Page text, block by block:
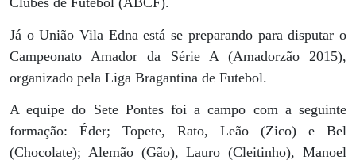
Já o União Vila Edna está se preparando para disputar o
Campeonato Amador da Série A (Amadorzão 2015),
organizado pela Liga Bragantina de Futebol.
A equipe do Sete Pontes foi a campo com a seguinte
formação: Éder; Topete, Rato, Leão (Zico) e Bel
(Chocolate); Alemão (Gão), Lauro (Cleitinho), Manoel